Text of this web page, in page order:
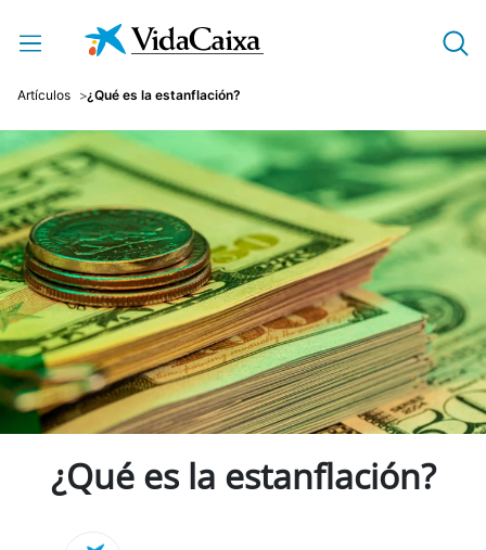
Saltar al contenido principal
Artículos ¿Qué es la estanflación?
¿Qué es la estanflación?